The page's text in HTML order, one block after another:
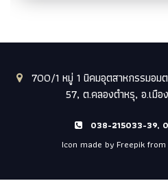
700/1 หมู่ 1 นิคมอุตสาหกรรมอม
57, ต.คลองตำหรุ, อ.เมื
038-215033-39,
Icon made by Freepik from